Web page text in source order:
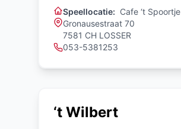
Speellocatie: Cafe ‘t Spoortje
Gronausestraat 70
7581 CH LOSSER
053-5381253
‘t Wilbert